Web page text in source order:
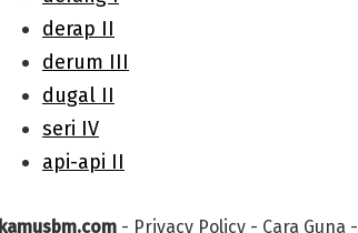
kamusbm.com - Privacy Policy - Cara Guna -